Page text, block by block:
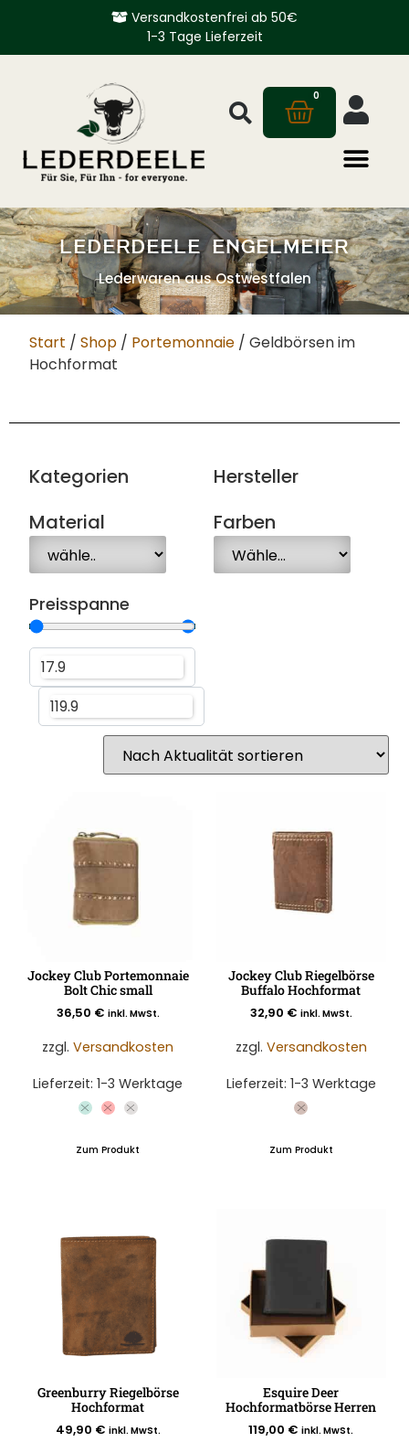
Versandkostenfrei ab 50€
1-3 Tage Lieferzeit
0
LEDERDEELE ENGELMEIER
Lederwaren aus Ostwestfalen
Start /Shop / Portemonnaie / Geldbörsen im
Hochformat
Kategorien
Material
Preisspanne
Hersteller
Farben
Jockey Club Portemonnaie
Bolt Chic small
36,50 € inkl. MwSt.
zzgl.Versandkosten
Lieferzeit:1-3 Werktage
Zum Produkt
Jockey Club Riegelbörse
Buffalo Hochformat
32,90 € inkl. MwSt.
zzgl. Versandkosten
Lieferzeit: 1-3 Werktage
Zum Produkt
Greenburry Riegelbörse
Hochformat
49,90 € inkl. MwSt.
Esquire Deer
Hochformatbörse Herren
119,00 € inkl. MwSt.